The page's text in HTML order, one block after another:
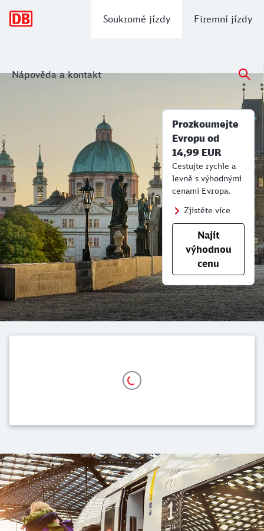
Soukromé jízdy Firemní jízdy
Nápověda a kontakt
Jízdní řád DB, informace, jízdenky,
Prozkoumejte Evropu od 14,99 €
Prozkoumejte
Evropu od
14,99 EUR
Cestujte rychle a
levně s výhodnými
cenami Evropa.
Zjistěte více
Najít
výhodnou
cenu
Naše nabídka